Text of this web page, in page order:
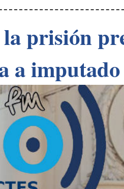
prisión
a